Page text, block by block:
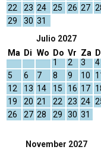
22
23 24 25 26 27
29
30 31
Julio 2027
Ma
Di Wo
Do
1
Vr
2
Za
3
4
5
6 7 8 9 10
12
13 14 15 16 17
19
20 21 22 23 24
26
27 28 29 30 31
November 2027